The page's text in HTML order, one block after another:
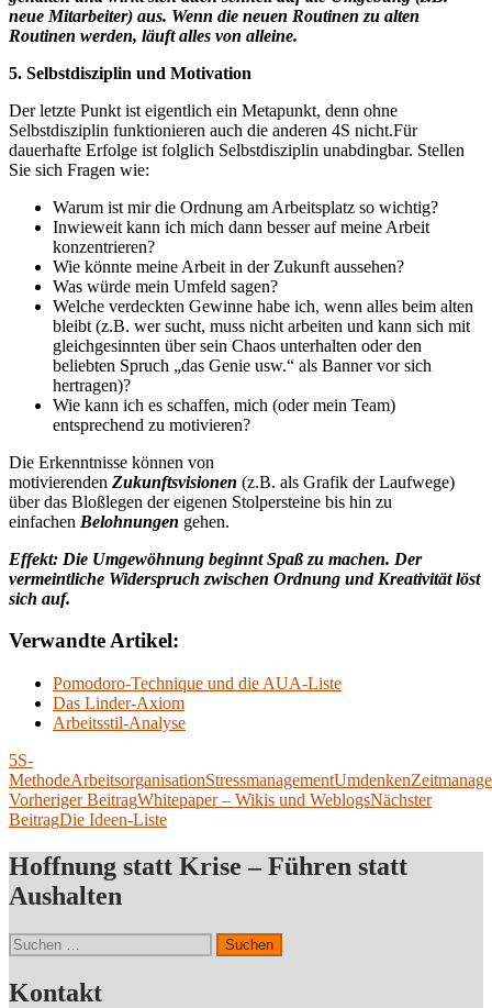
neue Mitarbeiter) aus. Wenn die neuen Routinen zu alten
Routinen werden, läuft alles von alleine.
5. Selbstdisziplin und Motivation
Der letzte Punkt ist eigentlich ein Metapunkt, denn ohne
Selbstdisziplin funktionieren auch die anderen 4S nicht.Für
dauerhafte Erfolge ist folglich Selbstdisziplin unabdingbar. Stellen
Sie sich Fragen wie:
Warum ist mir die Ordnung am Arbeitsplatz so wichtig?
Inwieweit kann ich mich dann besser auf meine Arbeit
konzentrieren?
Wie könnte meine Arbeit in der Zukunft aussehen?
Was würde mein Umfeld sagen?
Welche verdeckten Gewinne habe ich, wenn alles beim alten
bleibt (z.B. wer sucht, muss nicht arbeiten und kann sich mit
gleichgesinnten über sein Chaos unterhalten oder den
beliebten Spruch „das Genie usw.“ als Banner vor sich
hertragen)?
Wie kann ich es schaffen, mich (oder mein Team)
entsprechend zu motivieren?
Die Erkenntnisse können von
motivierenden Zukunftsvisionen (z.B. als Grafik der Laufwege)
über das Bloßlegen der eigenen Stolpersteine bis hin zu
einfachen Belohnungen gehen.
Effekt: Die Umgewöhnung beginnt Spaß zu machen. Der
vermeintliche Widerspruch zwischen Ordnung und Kreativität löst
sich auf.
Verwandte Artikel:
Pomodoro-Technique und die AUA-Liste
Das Linder-Axiom
Arbeitsstil-Analyse
5S-
MethodeArbeitsorganisationStressmanagementUmdenken
Beitragsnavigation
Vorheriger BeitragWhitepaper – Wikis und WeblogsNächster
BeitragDie Ideen-Liste
Hoffnung statt Krise – Führen statt
Aushalten
Suchen
nach:
Kontakt